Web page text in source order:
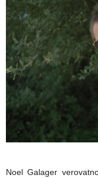
Noel Galager